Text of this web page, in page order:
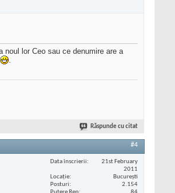
lor Ceo sau ce denumire are a
.
Răspunde cu citat
#4
Data înscrierii
21st February
2011
Locaţie
București
Posturi
2.154